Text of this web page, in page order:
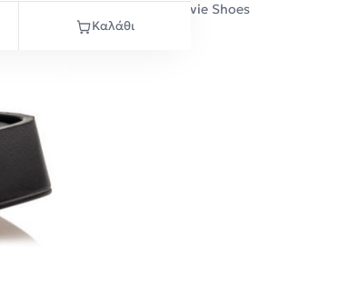
Καλάθι
Envie Shoes